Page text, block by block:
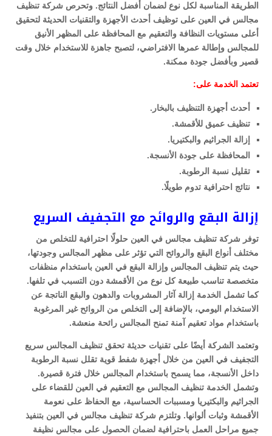
الطريقة المناسبة لكل نوع لضمان أفضل النتائج. وتحرص شركة تنظيف
مجالس في العين على توظيف أحدث الأجهزة والتقنيات الحديثة لتحقيق
أعلى مستويات النظافة والتعقيم مع المحافظة على المظهر الأنيق
للمجالس وإطالة عمرها الافتراضي، لتصبح جاهزة للاستخدام خلال وقت
قصير وبأفضل جودة ممكنة.
تعتمد الخدمة على:
أحدث أجهزة التنظيف بالبخار.
تنظيف عميق للأقمشة.
إزالة الجراثيم والبكتيريا.
المحافظة على جودة الأنسجة.
تقليل نسبة الرطوبة.
نتائج احترافية تدوم طويلًا.
إزالة البقع والروائح مع التجفيف السريع
توفر شركة تنظيف مجالس في العين حلولًا احترافية للتخلص من
مختلف أنواع البقع والروائح التي تؤثر على مظهر المجالس وجودتها،
حيث يتم تنظيف المجالس وإزالة البقع في العين باستخدام منظفات
متخصصة تناسب طبيعة كل نوع من الأقمشة دون التسبب في تلفها.
كما تشمل الخدمة إزالة آثار المشروبات والدهون والبقع الناتجة عن
الاستخدام اليومي، بالإضافة إلى التخلص من الروائح غير المرغوبة
باستخدام مواد تعقيم آمنة تمنح المجالس رائحة منعشة.
وتعتمد الشركة أيضًا على تقنيات حديثة تحقق تنظيف المجالس سريع
التجفيف في العين من خلال أجهزة شفط قوية تقلل نسبة الرطوبة
داخل الأنسجة، مما يسمح باستخدام المجالس خلال فترة قصيرة.
وتشمل الخدمة تنظيف المجالس مع التعقيم في العين للقضاء على
الجراثيم والبكتيريا ومسببات الحساسية، مع الحفاظ على نعومة
الأقمشة وثبات ألوانها. وتلتزم شركة تنظيف مجالس في العين بتنفيذ
جميع مراحل العمل باحترافية لضمان الحصول على مجالس نظيفة